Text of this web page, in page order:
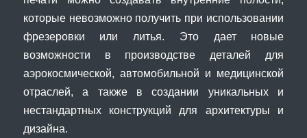
которые невозможно получить при использовании
фрезеровки или литья. Это дает новые
возможности в производстве деталей для
аэрокосмической, автомобильной и медицинской
отраслей, а также в создании уникальных и
нестандартных конструкций для архитектуры и
дизайна.